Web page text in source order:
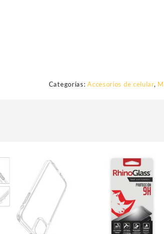
Categorías:Accesorios de celular,